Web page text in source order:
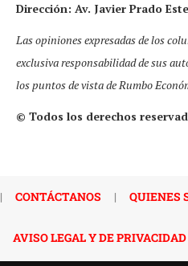
Dirección: Av. Javier Prado
Las opiniones expresadas de los
exclusiva responsabilidad de sus
los puntos de vista de Rumbo
© Todos los derechos
| CONTÁCTANOS | QUIENES
AVISO LEGAL Y DE PRIVACIDAD